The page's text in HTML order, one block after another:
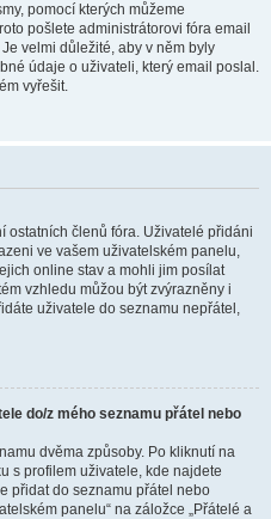
pomocí kterých můžeme
pošlete administrátorovi fóra email
velmi důležité, aby v něm byly
údaje o uživateli, který email poslal.
vyřešit.
ostatních členů fóra. Uživatelé přidáni
ve vašem uživatelském panelu,
online stav a mohli jim posílat
vzhledu můžou být zvýrazněny i
uživatele do seznamu nepřátel,
do/z mého seznamu přátel nebo
dvěma způsoby. Po kliknutí na
s profilem uživatele, kde najdete
přidat do seznamu přátel nebo
panelu“ na záložce „Přátelé a